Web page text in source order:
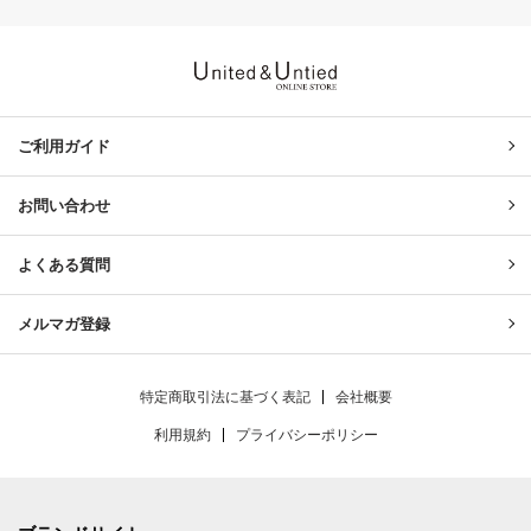
ご利用ガイド
お問い合わせ
よくある質問
メルマガ登録
特定商取引法に基づく表記 会社概要
利用規約 プライバシーポリシー